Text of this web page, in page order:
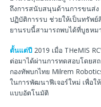
ถึงการสนับสนุนด้านการขนส่ง
ปฏิบัติการรบ ช่วยให้เป็นทรัพ
ยานรบนี้สามารถพบได้ที่บูธหม
ตั้นแต่ปี 2019 เมื่อ THeMIS
ต่อมาได้ผ่านการทดสอบโดยส
กองทัพบกไทย Milrem
ในการพัฒนาฟีเจอร์ใหม่ เพื่อใ
แบบอัตโนมัติ